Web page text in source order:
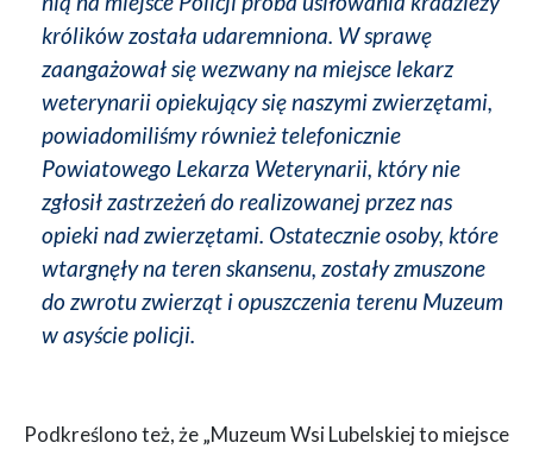
królików została udaremniona. W sprawę
zaangażował się wezwany na miejsce lekarz
weterynarii opiekujący się naszymi zwierzętami,
powiadomiliśmy również telefonicznie
Powiatowego Lekarza Weterynarii, który nie
zgłosił zastrzeżeń do realizowanej przez nas
opieki nad zwierzętami. Ostatecznie osoby, które
wtargnęły na teren skansenu, zostały zmuszone
do zwrotu zwierząt i opuszczenia terenu Muzeum
w asyście policji.
Podkreślono też, że „Muzeum Wsi Lubelskiej to miejsce